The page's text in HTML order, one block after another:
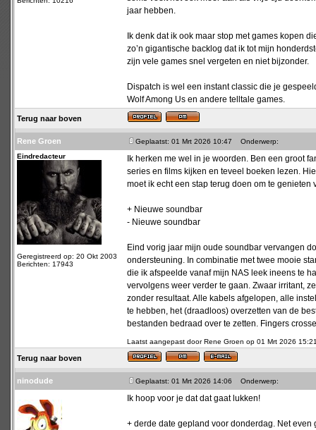
jaar hebben.
Ik denk dat ik ook maar stop met games kopen
zo’n gigantische backlog dat ik tot mijn
zijn vele games snel vergeten en niet bijzonder.
Dispatch is wel een instant classic die je
Wolf Among Us en andere telltale games.
Terug naar boven
Rene Groen Geplaatst: 01 Mrt 2026 10:47
Onderwerp:
Eindredacteur
Geregistreerd op: 20 Okt 2003
Berichten: 17943
Ik herken me wel in je woorden. Ben een groot
series en films kijken en teveel boeken lezen.
moet ik echt een stap terug doen om te
+ Nieuwe soundbar
- Nieuwe soundbar
Eind vorig jaar mijn oude soundbar vervangen
ondersteuning. In combinatie met twee mooie
die ik afspeelde vanaf mijn NAS leek ineens te
vervolgens weer verder te gaan. Zwaar irritant,
zonder resultaat. Alle kabels afgelopen, alle
te hebben, het (draadloos) overzetten van de
bestanden bedraad over te zetten. Fingers
Laatst aangepast door Rene Groen op 01 Mrt 2026
Terug naar boven
ninodude Geplaatst: 01 Mrt 2026 14:06 Onderwerp:
Ik hoop voor je dat dat gaat lukken!
+ derde date gepland voor donderdag. Net